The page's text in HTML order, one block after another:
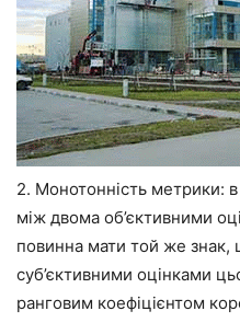
2. Монотонність метрики:
між двома об’єктивними
повинна мати той же знак,
суб’єктивними оцінками
ранговим коефіцієнтом